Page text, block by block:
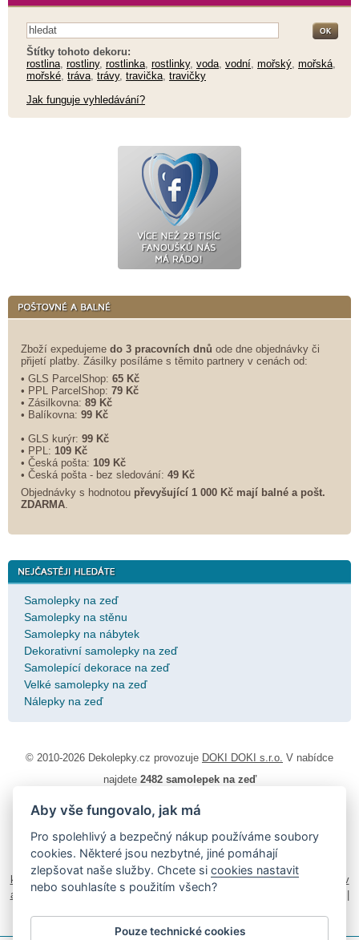
Štítky tohoto dekoru:
rostlina, rostliny, rostlinka, rostlinky, voda, vodní, mořský, mořská,
mořské, tráva, trávy, travička, travičky
Jak funguje vyhledávání?
Zboží expedujeme do 3 pracovních dnů ode dne objednávky či
přijetí platby. Zásilky posíláme s těmito partnery v cenách od:
• GLS ParcelShop: 65 Kč
• PPL ParcelShop: 79 Kč
• Zásilkovna: 89 Kč
• Balíkovna: 99 Kč
• GLS kurýr: 99 Kč
• PPL: 109 Kč
• Česká pošta: 109 Kč
• Česká pošta - bez sledování: 49 Kč
Objednávky s hodnotou převyšující 1 000 Kč mají balné a pošt.
ZDARMA.
Samolepky na zeď
Samolepky na stěnu
Samolepky na nábytek
Dekorativní samolepky na zeď
Samolepící dekorace na zeď
Velké samolepky na zeď
Nálepky na zeď
© 2010-2026 Dekolepky.cz provozuje DOKI DOKI s.r.o. V nabídce
najdete 2482 samolepek na zeď
Návod k lepení|Životnost samolepek na zeď
podmínky|Ochrana osobních údajů|Cookies |Reklamační řád
Impressum
samolepky na auto |fotomagnetky na lednici fotokalendáře
kühlschrank fotomagnete
foto magnesy na lodówkę|samolepky dieťa v
aute |logoprinty |nálepky na stenu | dárky pro ženy
Aby vše fungovalo, jak má
Pro spolehlivý a bezpečný nákup používáme soubory
cookies. Některé jsou nezbytné, jiné pomáhají
zlepšovat naše služby. Chcete sicookies nastavit
nebo souhlasíte s použitím všech?
Pouze technické cookies